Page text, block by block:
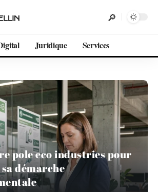
Juridique Services
pole eco industries pour
démarche